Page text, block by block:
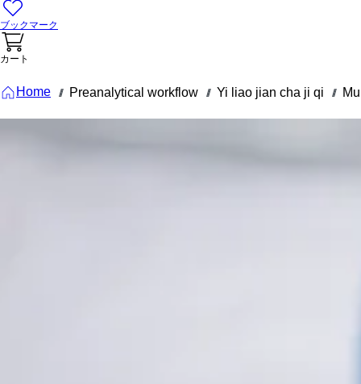
ブックマーク
カート
Home /// Preanalytical workflow /// Yi liao jian cha ji qi ///